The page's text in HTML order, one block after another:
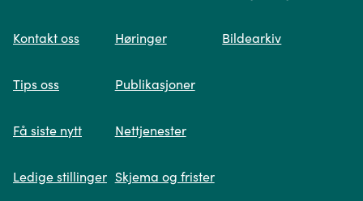
Spør oss
søk og viser deg vår mest relevante
Kontakt oss
Tips oss
Få siste nytt
Ledige stillinger
Høringer
Publikasjoner
Nettjenester
Skjema og frister
Bildearkiv